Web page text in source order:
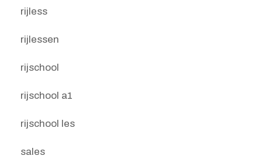
rijless
rijlessen
rijschool
rijschool a1
rijschool les
sales